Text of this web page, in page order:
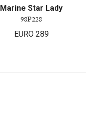
Marine Star Lady
98P228
EURO 289